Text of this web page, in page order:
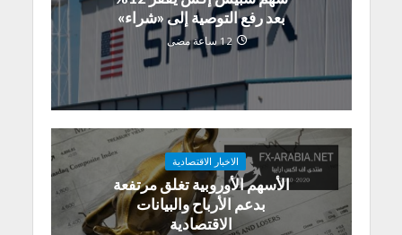
بعد رفع التوصية إلى «شراء»
12 ساعة مضى
الاخبار الاقتصادية
الأسهم الأوروبية تغلق مرتفعة
بدعم الأرباح والبيانات
الاقتصادية